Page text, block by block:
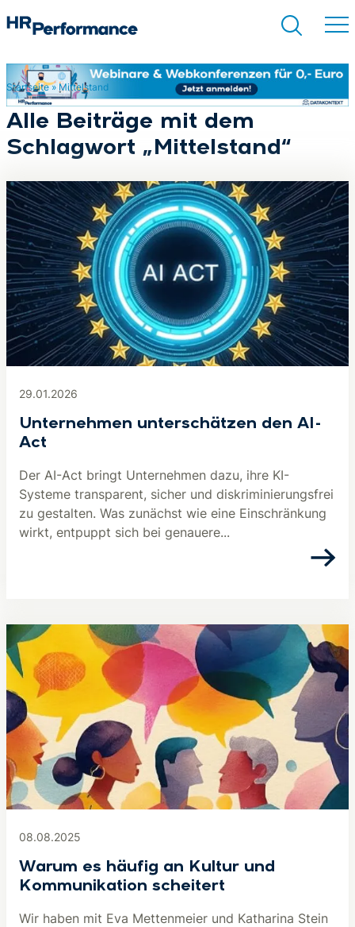
Suchen
Startseite» Mittelstand
Alle Beiträge mit dem
Schlagwort „Mittelstand“
29.01.2026
Unternehmen unterschätzen den AI-
Act
Der AI-Act bringt Unternehmen dazu, ihre KI-
Systeme transparent, sicher und diskriminierungsfrei
zu gestalten. Was zunächst wie eine Einschränkung
wirkt, entpuppt sich bei genauere...
08.08.2025
Warum es häufig an Kultur und
Kommunikation scheitert
Wir haben mit Eva Mettenmeier und Katharina Stein